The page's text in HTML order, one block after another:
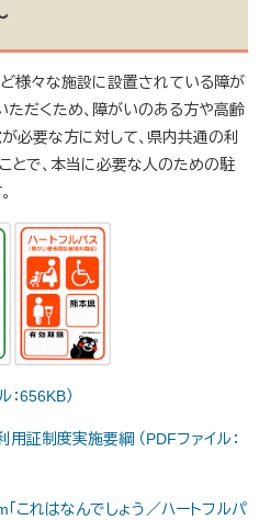
様々な施設に設置されている障が
だくため、障がいのある方や高齢
必要な方に対して、県内共通の利
とで、本当に必要な人のための駐
656KB）
証制度実施要綱 （PDFファイル：
これはなんでしょう／ハートフルパ